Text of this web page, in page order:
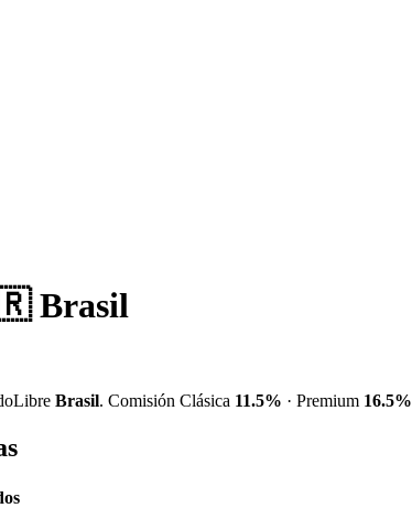
Brasil
Brasil. Comisión Clásica 11.5% · Premium 16.5%